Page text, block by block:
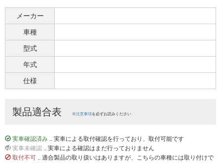
メーカー
車種
型式
年式
仕様
製品適合表 ※注意事項を必ずお読みください
実車確認済み .. 実車による取付確認を行っており、取付可能です
実車未確認 .. 実車による確認はまだ行っておりません
取付不可 .. 適合製品の取り扱いはありますが、こちらの車種には取り付けで